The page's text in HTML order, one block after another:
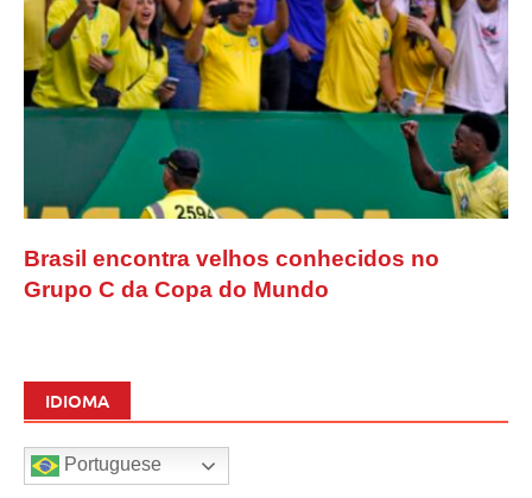
Brasil encontra velhos conhecidos no
Grupo C da Copa do Mundo
IDIOMA
Portuguese